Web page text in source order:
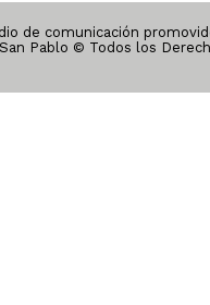
de comunicación
Pablo © Todos los